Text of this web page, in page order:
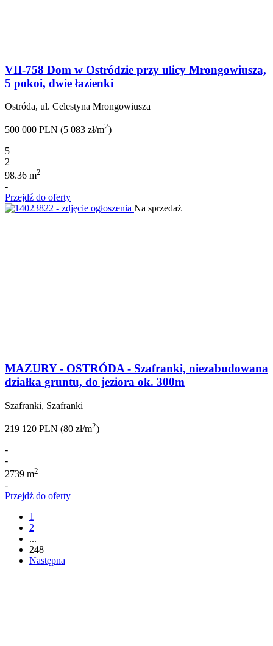
VII-758 Dom w Ostródzie przy ulicy Mrongowiusza,
5 pokoi, dwie łazienki
Ostróda, ul. Celestyna Mrongowiusza
500 000 PLN (5 083 zł/m2)
5
2
98.36 m2
-
Przejdź do oferty
Na sprzedaż
MAZURY - OSTRÓDA - Szafranki, niezabudowana
działka gruntu, do jeziora ok. 300m
Szafranki, Szafranki
219 120 PLN (80 zł/m2)
-
-
2739 m2
-
Przejdź do oferty
1
2
...
248
Następna